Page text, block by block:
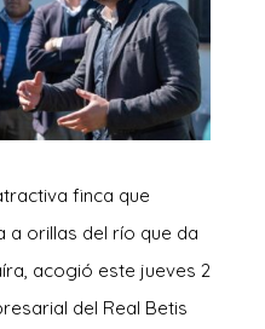
finca que
a orillas del río que da
acogió este jueves 2
del Real Betis